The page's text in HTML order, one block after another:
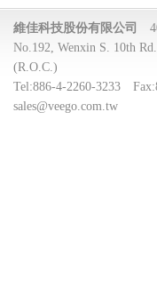
維佳科技股份有限公司
No.192, Wenxin S. 10th
(R.O.C.)
Tel:886-4-2260-3233 Fax:
sales@veego.com.tw